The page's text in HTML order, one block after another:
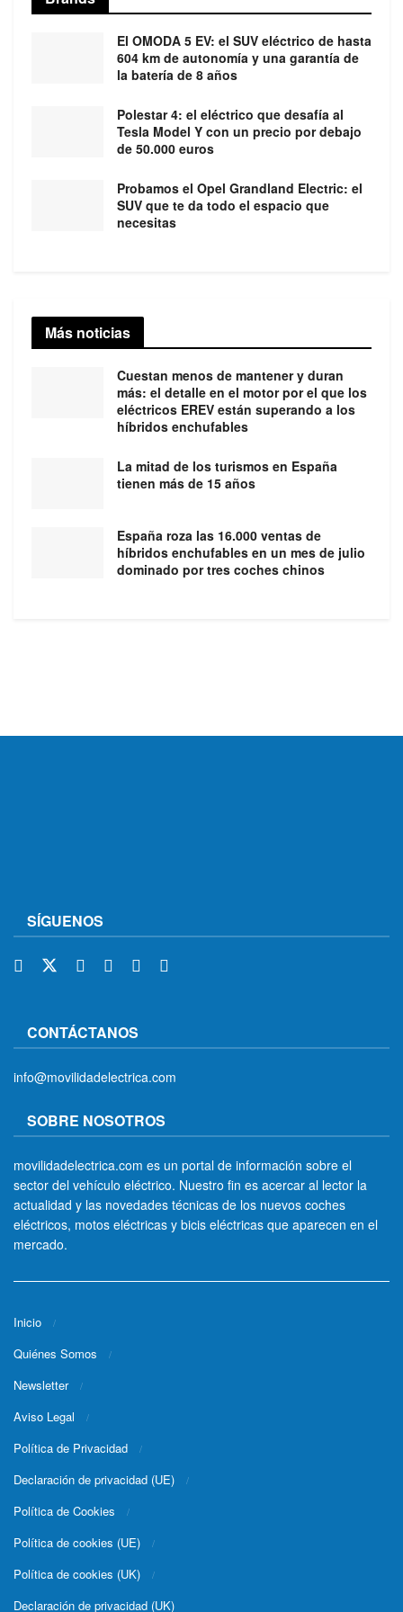
El OMODA 5 EV: el SUV eléctrico de hasta
604 km de autonomía y una garantía de
la batería de 8 años
Polestar 4: el eléctrico que desafía al
Tesla Model Y con un precio por debajo
de 50.000 euros
Probamos el Opel Grandland Electric: el
SUV que te da todo el espacio que
necesitas
Más noticias
Cuestan menos de mantener y duran
más: el detalle en el motor por el que los
eléctricos EREV están superando a los
híbridos enchufables
La mitad de los turismos en España
tienen más de 15 años
España roza las 16.000 ventas de
híbridos enchufables en un mes de julio
dominado por tres coches chinos
SÍGUENOS
CONTÁCTANOS
info@movilidadelectrica.com
SOBRE NOSOTROS
movilidadelectrica.com es un portal de información sobre el
sector del vehículo eléctrico. Nuestro fin es acercar al lector la
actualidad y las novedades técnicas de los nuevos coches
eléctricos, motos eléctricas y bicis eléctricas que aparecen en el
mercado.
Inicio
Quiénes Somos
Newsletter
Aviso Legal
Política de Privacidad
Declaración de privacidad (UE)
Política de Cookies
Política de cookies (UE)
Política de cookies (UK)
Declaración de privacidad (UK)